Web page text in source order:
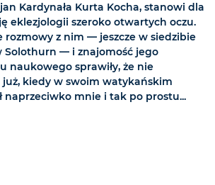
Kardynała Kurta Kocha, stanowi dla
eklezjologii szeroko otwartych oczu.
rozmowy z nim — jeszcze w siedzibie
Solothurn — i znajomość jego
naukowego sprawiły, że nie
już, kiedy w swoim watykańskim
naprzeciwko mnie i tak po prostu...